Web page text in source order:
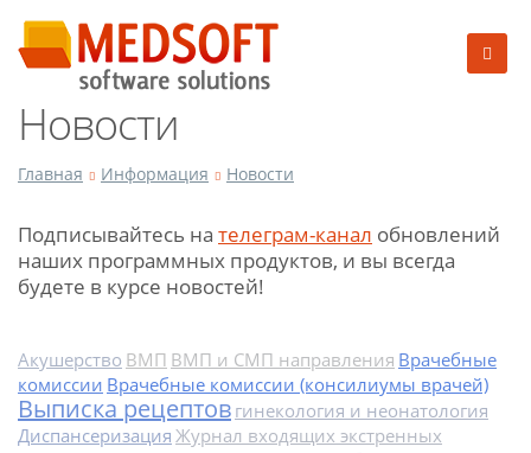
Новости
Главная Информация Новости
Подписывайтесь на телеграм-канал обновлений
наших программных продуктов, и вы всегда
будете в курсе новостей!
Акушерство ВМП ВМП и СМП направления Врачебные
комиссии Врачебные комиссии (консилиумы врачей)
Выписка рецептов гинекология и неонатология
Диспансеризация Журнал входящих экстренных